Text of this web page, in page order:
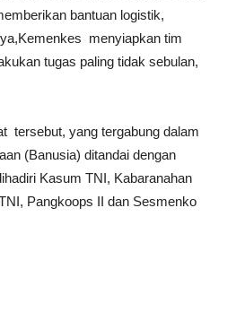
bantuan logistik,
menyiapkan tim
tugas paling tidak sebulan,
tersebut, yang tergabung dalam
(Banusia) ditandai dengan
Kasum TNI, Kabaranahan
Pangkoops II dan Sesmenko